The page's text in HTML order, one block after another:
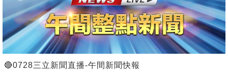
🔴0728三立新聞直播-午間新聞快報